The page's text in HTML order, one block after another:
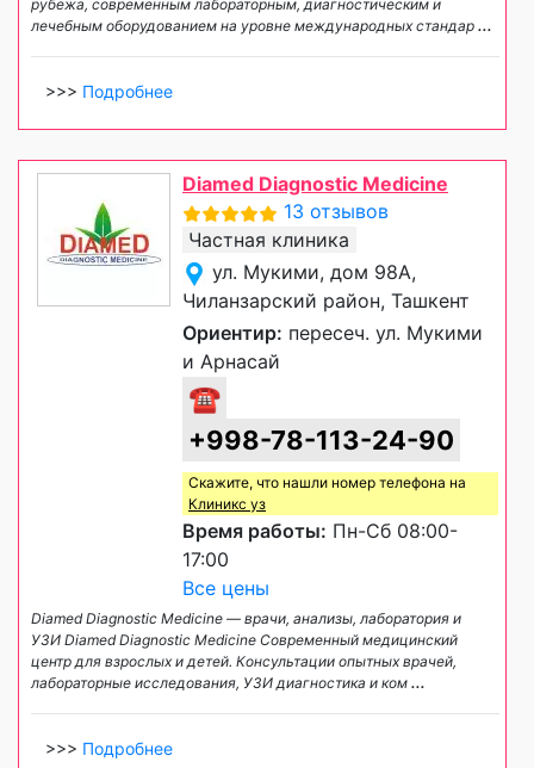
рубежа, современным лабораторным, диагностическим и
лечебным оборудованием на уровне международных стандар ...
>>> Подробнее
Diamed Diagnostic Medicine
13 отзывов
Частная клиника
ул. Мукими, дом 98А,
Чиланзарский район, Ташкент
Ориентир: пересеч. ул. Мукими
и Арнасай
☎
+998-78-113-24-90
Скажите, что нашли номер телефона на
Клиникс уз
Время работы: Пн-Сб 08:00-
17:00
Все цены
Diamed Diagnostic Medicine — врачи, анализы, лаборатория и
УЗИ Diamed Diagnostic Medicine Современный медицинский
центр для взрослых и детей. Консультации опытных врачей,
лабораторные исследования, УЗИ диагностика и ком ...
>>> Подробнее